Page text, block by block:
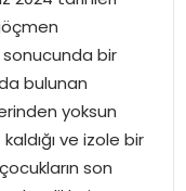
sonucunda bir
bulunan
yoksun
ve izole bir
son